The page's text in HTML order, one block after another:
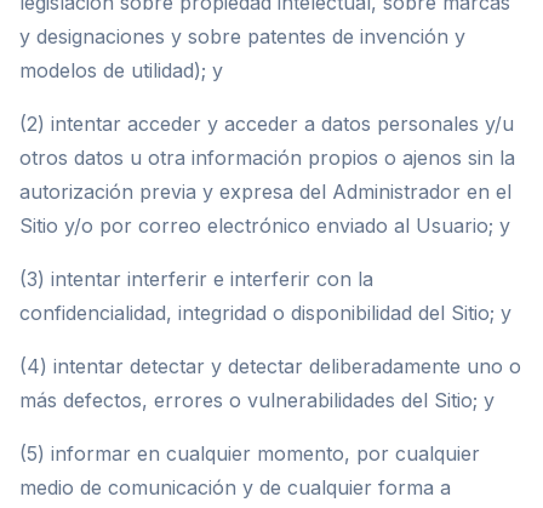
y designaciones y sobre patentes de invención y
modelos de utilidad); y
(2) intentar acceder y acceder a datos personales y/u
otros datos u otra información propios o ajenos sin la
autorización previa y expresa del Administrador en el
Sitio y/o por correo electrónico enviado al Usuario; y
(3) intentar interferir e interferir con la
confidencialidad, integridad o disponibilidad del Sitio; y
(4) intentar detectar y detectar deliberadamente uno o
más defectos, errores o vulnerabilidades del Sitio; y
(5) informar en cualquier momento, por cualquier
medio de comunicación y de cualquier forma a